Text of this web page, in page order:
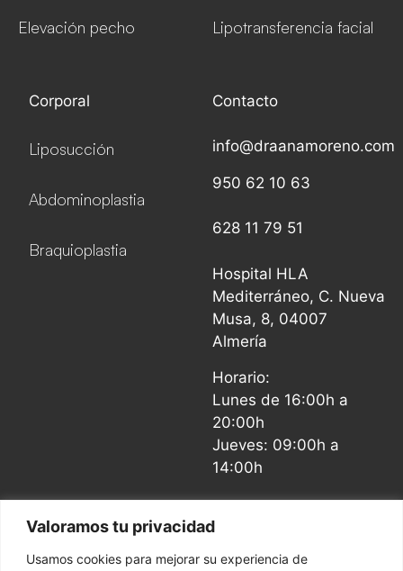
Valoramos tu privacidad
Usamos cookies para mejorar su experiencia de
Elevación pecho Lipotransferencia facial
Corporal
Liposucción
Abdominoplastia
Braquioplastia
Contacto
info@draanamoreno.com
950 62 10 63
628 11 79 51
Hospital HLA
Mediterráneo, C. Nueva
Musa, 8, 04007
Almería
Horario:
Lunes de 16:00h a
20:00h
Jueves: 09:00h a
14:00h